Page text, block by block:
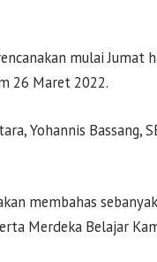
mulai Jumat
26 Maret 2022.
Yohannis Bassang,
membahas
Merdeka Belajar